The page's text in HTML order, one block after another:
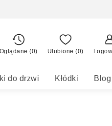
Oglądane (0) Ulubione (0)
do drzwi Kłódki Blog